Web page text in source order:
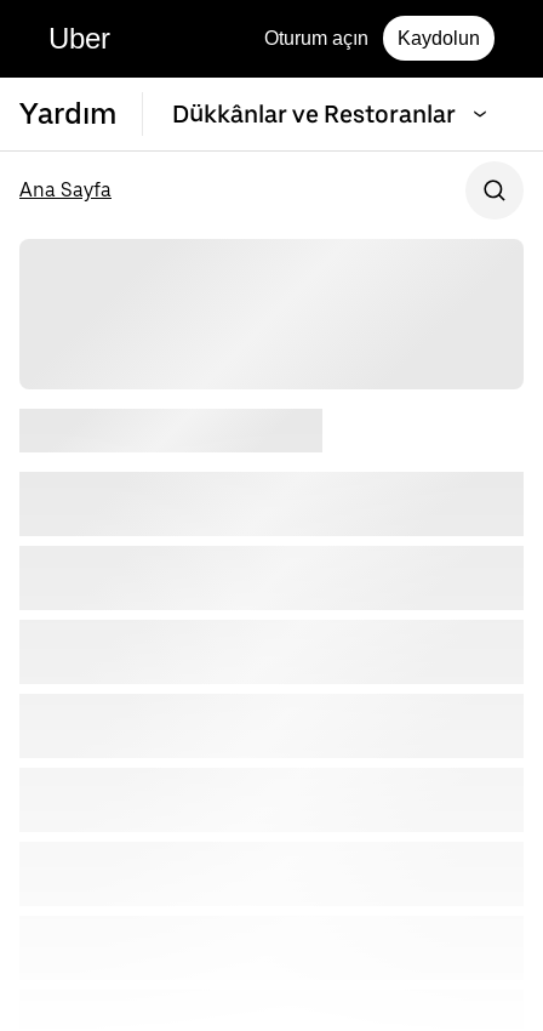
Uber Oturum açın Kaydolun
Yardım Dükkânlar ve Restoranlar
Ana Sayfa